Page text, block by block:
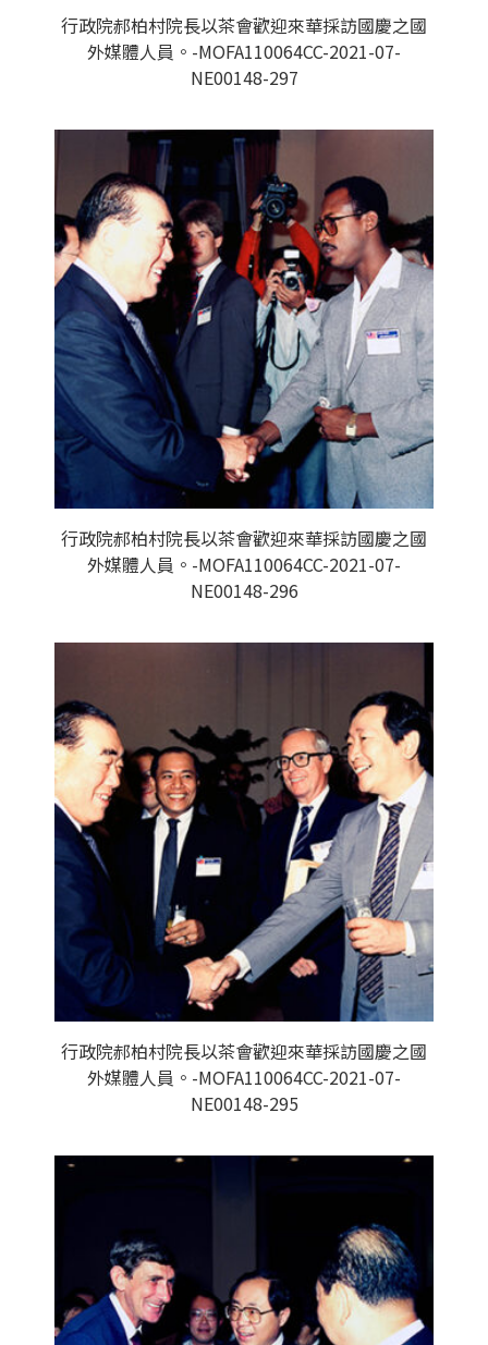
行政院郝柏村院長以茶會歡迎來華採訪國慶之國
外媒體人員。-MOFA110064CC-2021-07-
NE00148-297
行政院郝柏村院長以茶會歡迎來華採訪國慶之國
外媒體人員。-MOFA110064CC-2021-07-
NE00148-296
行政院郝柏村院長以茶會歡迎來華採訪國慶之國
外媒體人員。-MOFA110064CC-2021-07-
NE00148-295